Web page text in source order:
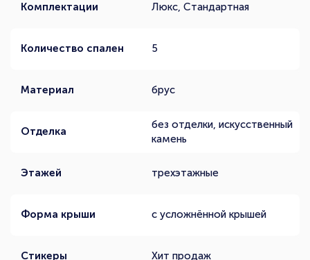
Комплектации Люкс, Стандартная
Количество спален 5
Материал брус
Отделка
без отделки, искусственный
камень
Этажей трехэтажные
Форма крыши с усложнённой крышей
Стикеры Хит продаж